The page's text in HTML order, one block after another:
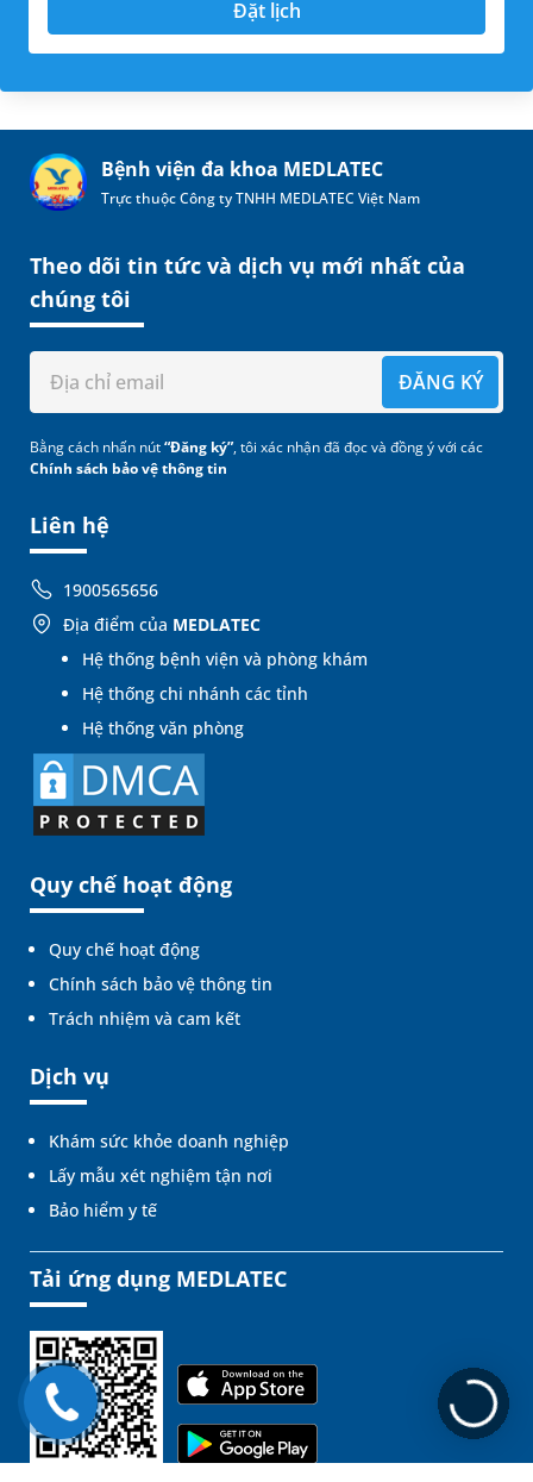
Đặt lịch
Bệnh viện đa khoa MEDLATEC
Trực thuộc Công ty TNHH MEDLATEC Việt Nam
Liên hệ
1900565656
Địa điểm của MEDLATEC
Hệ thống bệnh viện và phòng khám
Hệ thống chi nhánh các tỉnh
Hệ thống văn phòng
Quy chế hoạt động
Quy chế hoạt động
Chính sách bảo vệ thông tin
Trách nhiệm và cam kết
Dịch vụ
Khám sức khỏe doanh nghiệp
Lấy mẫu xét nghiệm tận nơi
Bảo hiểm y tế
Theo dõi tin tức và dịch vụ mới nhất của
chúng tôi
ĐĂNG KÝ
Bằng cách nhấn nút“Đăng ký”, tôi xác nhận đã đọc và đồng ý với các
Chính sách bảo vệ thông tin
Tải ứng dụng MEDLATEC